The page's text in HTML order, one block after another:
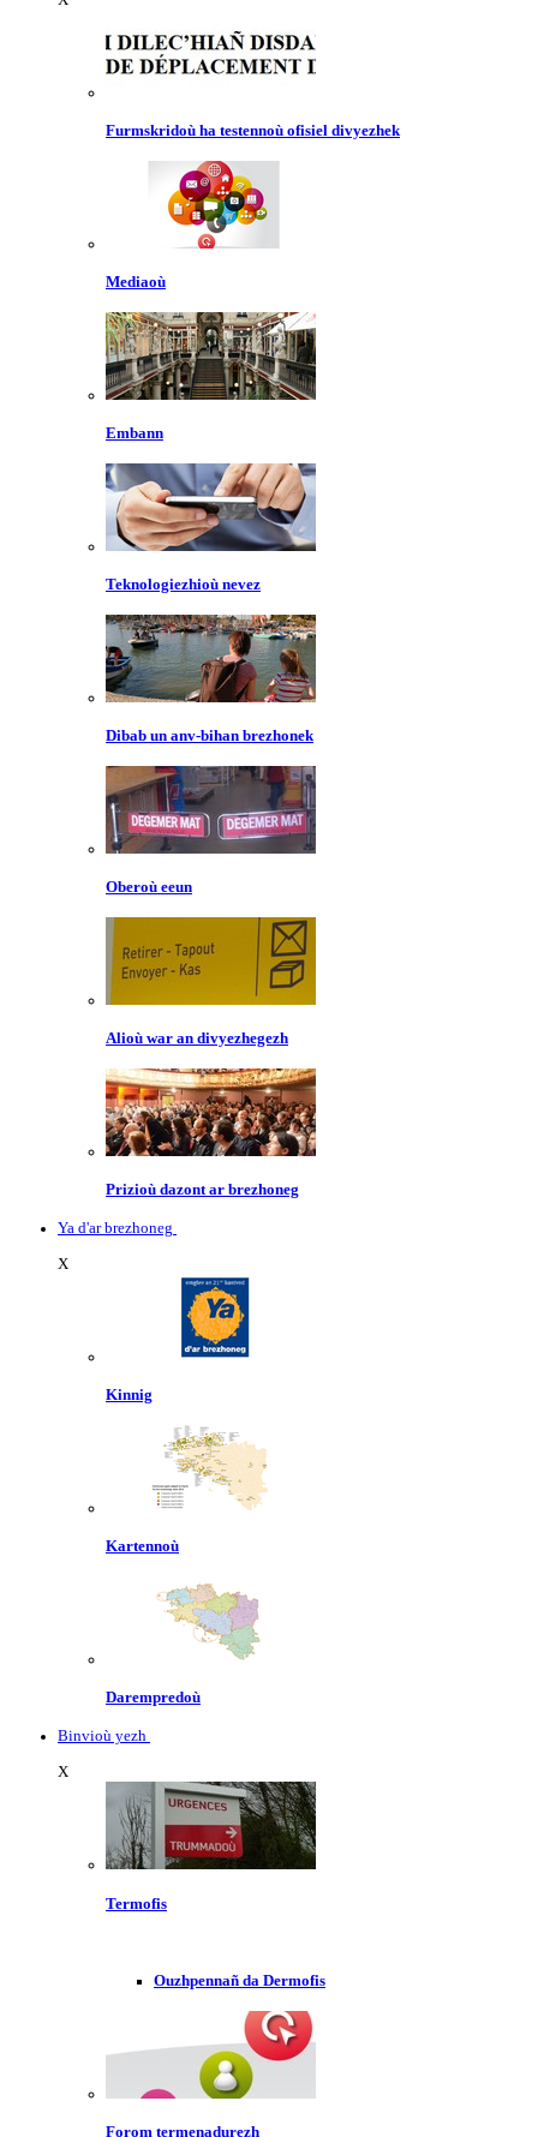
Furmskridoù ha testennoù ofisiel divyezhek
Mediaoù
Embann
Teknologiezhioù nevez
Dibab un anv-bihan brezhonek
Oberoù eeun
Alioù war an divyezhegezh
Prizioù dazont ar brezhoneg
Ya d'ar brezhoneg
X
Kinnig
Kartennoù
Darempredoù
Binvioù yezh
X
Termofis
Ouzhpennañ da Dermofis
Forom termenadurezh